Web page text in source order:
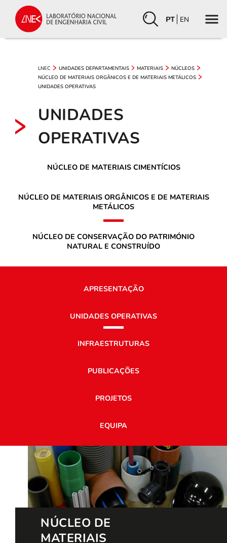
PT EN
LNEC UNIDADES DEPARTAMENTAIS MATERIAIS
NÚCLEOS
NÚCLEO DE MATERIAIS ORGÂNICOS E DE MATERIAIS METÁLICOS
UNIDADES OPERATIVAS
UNIDADES
OPERATIVAS
NÚCLEO DE MATERIAIS CIMENTÍCIOS
NÚCLEO DE MATERIAIS ORGÂNICOS E DE MATERIAIS
METÁLICOS
NÚCLEO DE CONSERVAÇÃO DO PATRIMÓNIO
NATURAL E CONSTRUÍDO
APRESENTAÇÃO
UNIDADES OPERATIVAS
INFRAESTRUTURAS
PUBLICAÇÕES
PROJETOS
EQUIPA
NÚCLEO DE
MATERIAIS